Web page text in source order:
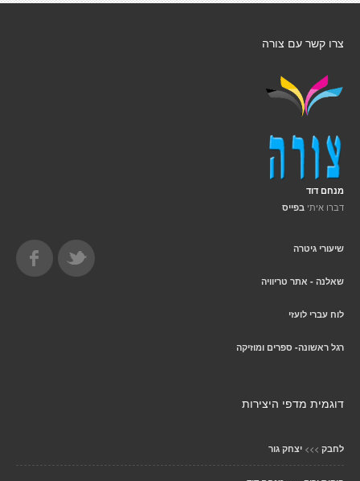
צרו קשר עם צורה
מנחם דוד
דברו איתי בפייס
שיעורי גיטרה
שאלנה - אתר טריוויה
לוח עברי לועזי
רגל ראשונה- ספרים ומוזיקה
דוגמית מדפי היצירות
לחבק >>> יצחק גור